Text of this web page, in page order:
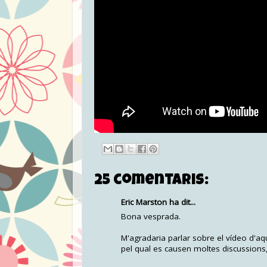
25 comentaris:
Eric Marston ha dit...
Bona vesprada.
M'agradaria parlar sobre el vídeo
pel qual es causen moltes